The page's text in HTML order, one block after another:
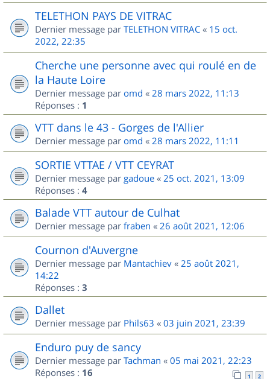
TELETHON PAYS DE VITRAC
Dernier message par TELETHON VITRAC « 15 oct.
2022, 22:35
Cherche une personne avec qui roulé en de
la Haute Loire
Dernier message par omd « 28 mars 2022, 11:13
Réponses : 1
VTT dans le 43 - Gorges de l'Allier
Dernier message par omd « 28 mars 2022, 11:11
SORTIE VTTAE / VTT CEYRAT
Dernier message par gadoue « 25 oct. 2021, 13:09
Réponses : 4
Balade VTT autour de Culhat
Dernier message par fraben « 26 août 2021, 12:06
Cournon d'Auvergne
Dernier message par Mantachiev « 25 août 2021,
14:22
Réponses : 3
Dallet
Dernier message par Phils63 « 03 juin 2021, 23:39
Enduro puy de sancy
Dernier message par Tachman « 05 mai 2021, 22:23
Réponses : 16 1 2